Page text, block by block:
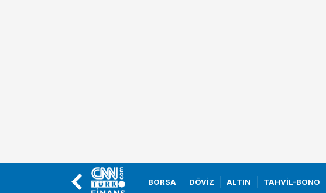
BORSA DÖVİZ ALTIN TAHVİL-BONO